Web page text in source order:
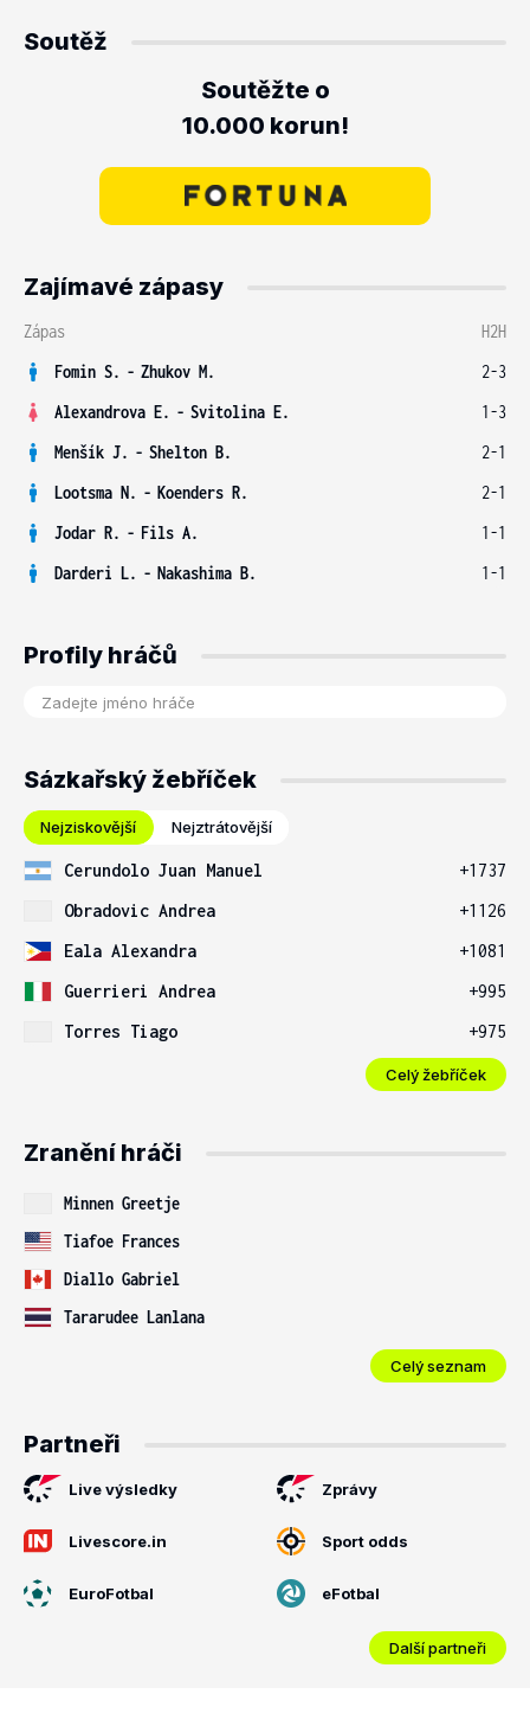
Soutěž
Soutěžte o
10.000 korun!
Zajímavé zápasy
Zápas
H2H
Fomin S. - Zhukov M.
2-3
Alexandrova E. - Svitolina E.
1-3
Menšík J. - Shelton B.
2-1
Lootsma N. - Koenders R.
2-1
Jodar R. - Fils A.
1-1
Darderi L. - Nakashima B. 1-1
Profily hráčů
Sázkařský žebříček
Nejziskovější Nejztrátovější
Cerundolo Juan Manuel
+1737
Obradovic Andrea
+1126
Eala Alexandra
+1081
Guerrieri Andrea
+995
Torres Tiago
+975
Celý žebříček
Zranění hráči
Minnen Greetje
Tiafoe Frances
Diallo Gabriel
Tararudee Lanlana
Celý seznam
Partneři
Live výsledky Zprávy
Livescore.in Sport odds
EuroFotbal eFotbal
Další partneři